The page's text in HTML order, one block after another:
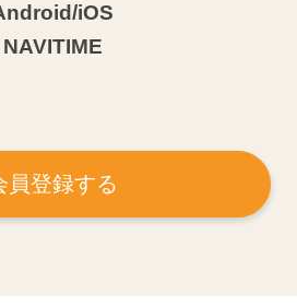
iOS
NAVITIME
員登録する